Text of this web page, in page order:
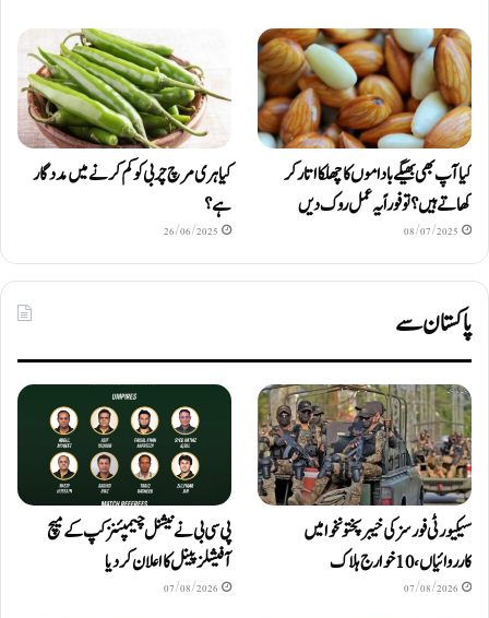
کیا آپ بھی بھیگے باداموں کا چھلکا اتار کر
کھاتے ہیں؟ تو فوراً یہ عمل روک دیں
08/07/2025
کیا ہری مرچ چربی کو کم کرنے میں مددگار
ہے؟
26/06/2025
پاکستان سے
سیکیورٹی فورسز کی خیبرپختونخوا میں
کارروائیاں، 10 خوارج ہلاک
07/08/2026
پی سی بی نے نیشنل چیمپئنز کپ کے میچ
آفیشلز پینل کا اعلان کر دیا
07/08/2026